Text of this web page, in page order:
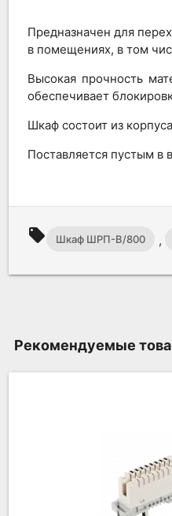
Предназначен для
в помещениях, в том
Высокая прочность
обеспечивает
Шкаф состоит из
Поставляется пустым в
local_offer Шкаф ШРП-В/800 ,
Рекомендуемые